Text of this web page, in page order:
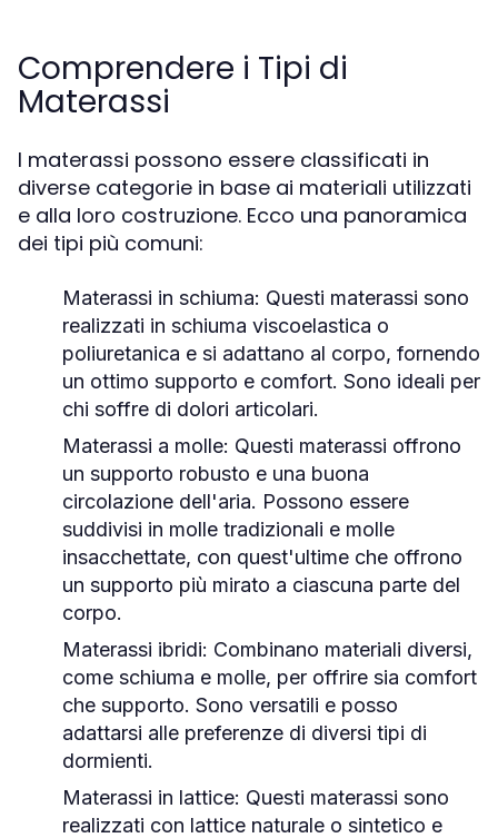
Comprendere i Tipi di
Materassi
I materassi possono essere classificati in
diverse categorie in base ai materiali utilizzati
e alla loro costruzione. Ecco una panoramica
dei tipi più comuni:
Materassi in schiuma: Questi materassi sono
realizzati in schiuma viscoelastica o
poliuretanica e si adattano al corpo, fornendo
un ottimo supporto e comfort. Sono ideali per
chi soffre di dolori articolari.
Materassi a molle: Questi materassi offrono
un supporto robusto e una buona
circolazione dell'aria. Possono essere
suddivisi in molle tradizionali e molle
insacchettate, con quest'ultime che offrono
un supporto più mirato a ciascuna parte del
corpo.
Materassi ibridi: Combinano materiali diversi,
come schiuma e molle, per offrire sia comfort
che supporto. Sono versatili e posso
adattarsi alle preferenze di diversi tipi di
dormienti.
Materassi in lattice: Questi materassi sono
realizzati con lattice naturale o sintetico e